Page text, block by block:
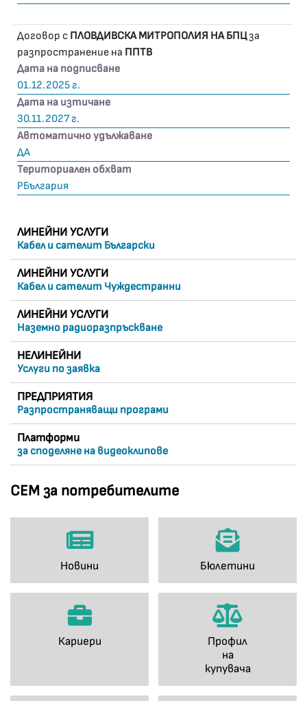
ЛИНЕЙНИ УСЛУГИ
Кабел и сателит Български
ЛИНЕЙНИ УСЛУГИ
Кабел и сателит Чуждестранни
ЛИНЕЙНИ УСЛУГИ
Наземно радиоразпръскване
НЕЛИНЕЙНИ
Услуги по заявка
ПРЕДПРИЯТИЯ
Разпространяващи програми
Платформи
за споделяне на видеоклипове
СЕМ за потребителите
Новини Бюлетини
Кариери
Профил
на
купувача
Договор с ПЛОВДИВСКА МИТРОПОЛИЯ НА БПЦза
разпространение на ППТВ
Дата на подписване
01.12.2025 г.
Дата на изтичане
30.11.2027 г.
Автоматично удължаване
ДА
Териториален обхват
РБългария